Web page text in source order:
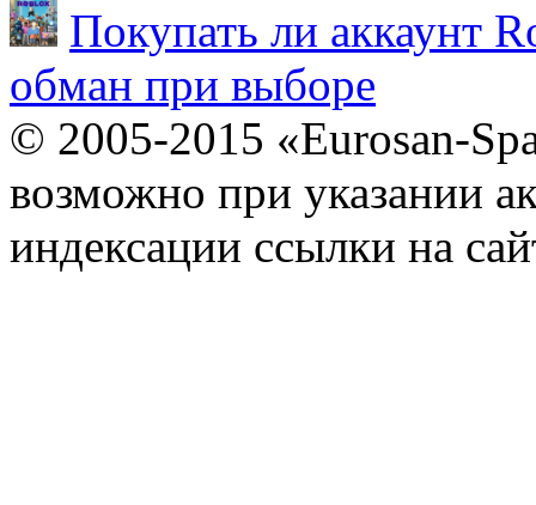
Покупать ли аккаунт
обман при выборе
© 2005-2015 «Eurosan-
возможно при указании
индексации ссылки на